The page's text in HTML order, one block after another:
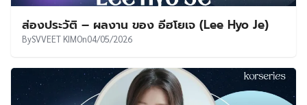
ส่องประวัติ – ผลงาน ของ อีฮโยเจ (Lee Hyo Je)
BySVVEET KIMOn04/05/2026